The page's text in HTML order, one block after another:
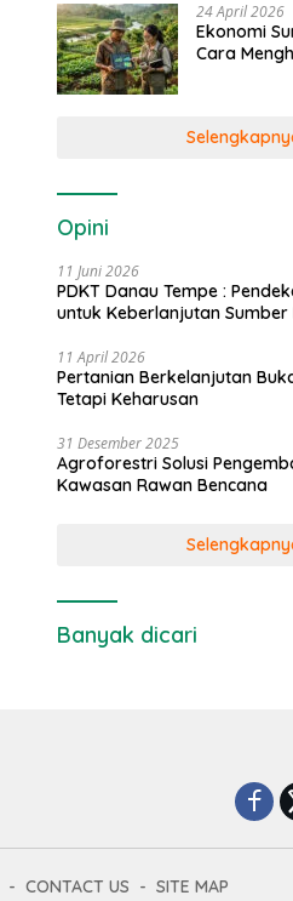
24 April 2026
Ekonomi
Cara
Opini
11 Juni 2026
PDKT Danau Tempe :
untuk Keberlanjutan
11 April 2026
Pertanian Berkelanjutan
Tetapi Keharusan
31 Desember 2025
Agroforestri Solusi
Kawasan Rawan Bencana
Banyak dicari
CONTACT US SITE MAP